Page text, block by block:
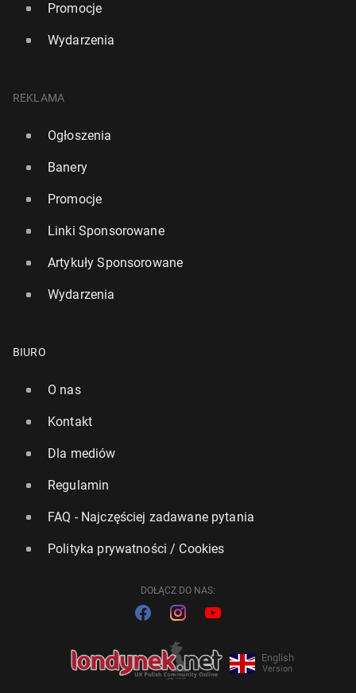
Promocje
Wydarzenia
REKLAMA
Ogłoszenia
Banery
Promocje
Linki Sponsorowane
Artykuły Sponsorowane
Wydarzenia
BIURO
O nas
Kontakt
Dla mediów
Regulamin
FAQ - Najczęściej zadawane pytania
Polityka prywatności / Cookies
DOŁĄCZ DO NAS:
English
Version